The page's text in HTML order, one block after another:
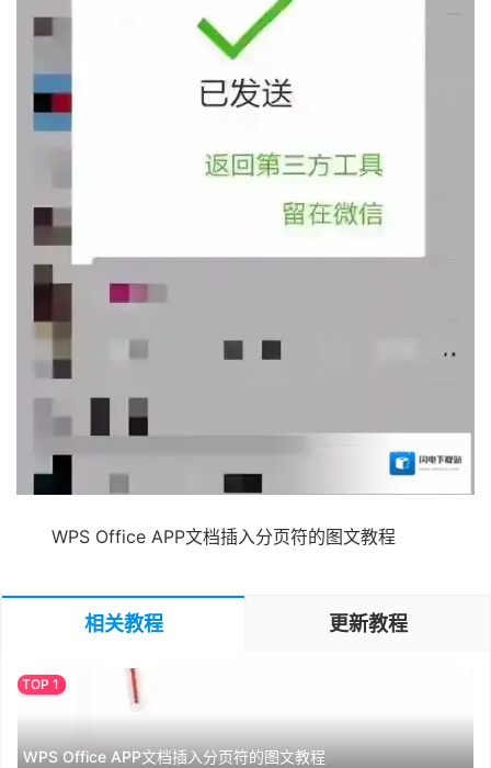
WPS Office APP文档插入分页符的图文教程
相关教程 更新教程
WPS Office APP文档插入分页符的图文教程